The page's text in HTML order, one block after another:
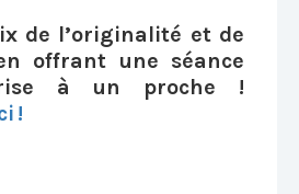
de l’originalité et de
offrant une séance
à un proche !
!